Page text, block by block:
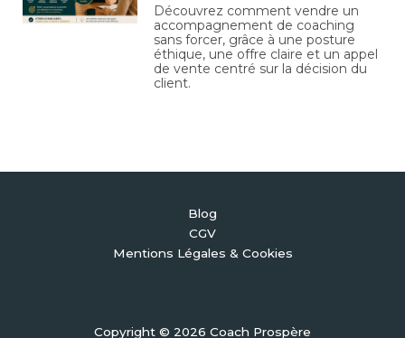
Découvrez comment vendre un
accompagnement de coaching
sans forcer, grâce à une posture
éthique, une offre claire et un appel
de vente centré sur la décision du
client.
Blog
CGV
Mentions Légales & Cookies
Copyright © 2026 Coach Prospère